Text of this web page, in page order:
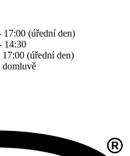
(úřední den)
(úřední den)